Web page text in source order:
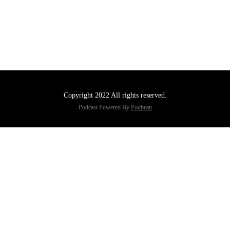
Copyright 2022 All rights reserved.
Podcast Powered By Podbean